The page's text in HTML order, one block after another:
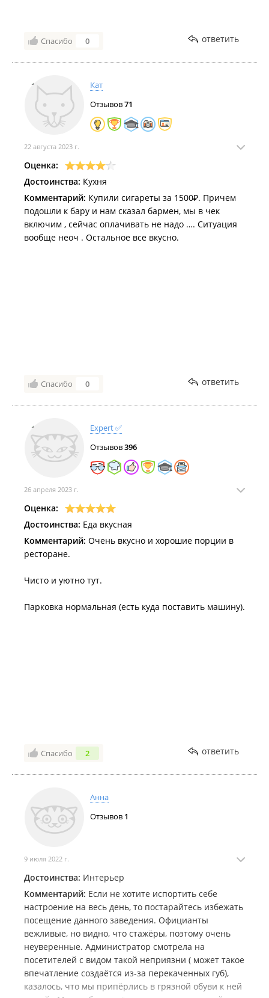
Спасибо 0 ответить
Кат
Отзывов71
22 августа 2023 г.
Оценка:
Достоинства: Кухня
Комментарий: Купили сигареты за 1500₽. Причем
подошли к бару и нам сказал бармен, мы в чек
включим , сейчас оплачивать не надо …. Ситуация
вообще неоч . Остальное все вкусно.
Спасибо 0 ответить
Expert ✅
Отзывов396
26 апреля 2023 г.
Оценка:
Достоинства: Еда вкусная
Комментарий: Очень вкусно и хорошие порции в
ресторане.
Чисто и уютно тут.
Парковка нормальная (есть куда поставить машину).
Спасибо 2 ответить
Анна
Отзывов 1
9 июля 2022 г.
Достоинства: Интерьер
Комментарий: Если не хотите испортить себе
настроение на весь день, то постарайтесь избежать
посещение данного заведения. Официанты
вежливые, но видно, что стажёры, поэтому очень
неуверенные. Администратор смотрела на
посетителей с видом такой неприязни ( может такое
впечатление создаётся из-за перекаченных губ),
казалось, что мы припёрлись в грязной обуви к ней